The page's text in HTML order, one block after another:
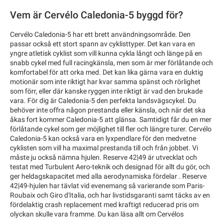
Vem är Cervélo Caledonia-5 byggd för?
Cervélo Caledonia-5 har ett brett användningsområde. Den
passar också ett stort spann av cyklisttyper. Det kan vara en
yngre atletisk cyklist som vill kunna cykla långt och länge på en
snabb cykel med full racingkänsla, men som är mer förlåtande och
komfortabel för att orka med. Det kan lika gärna vara en duktig
motionär som inte riktigt har kvar samma spänst och rörlighet
som förr, eller där kanske ryggen inte riktigt är vad den brukade
vara. För dig är Caledonia-5 den perfekta landsvägscykel. Du
behöver inte offra någon prestanda eller känsla, och när det ska
åkas fort kommer Caledonia-5 att glänsa. Samtidigt får du en mer
förlåtande cykel som ger möjlighet till fler och längre turer. Cervélo
Caledonia-5 kan också vara en lyxpendlare för den medvetne
cyklisten som vill ha maximal prestanda till och från jobbet. Vi
måste ju också nämna hjulen. Reserve 42|49 är utvecklat och
testat med Turbulent Aero-teknik och designad för allt du gör, och
ger heldagskapacitet med alla aerodynamiska fördelar . Reserve
42|49-hjulen har tävlat vid evenemang så varierande som Paris-
Roubaix och Giro d'Italia, och har livstidsgaranti samt täcks av en
fördelaktig crash replacement med kraftigt reducerad pris om
olyckan skulle vara framme. Du kan läsa allt om Cervélos